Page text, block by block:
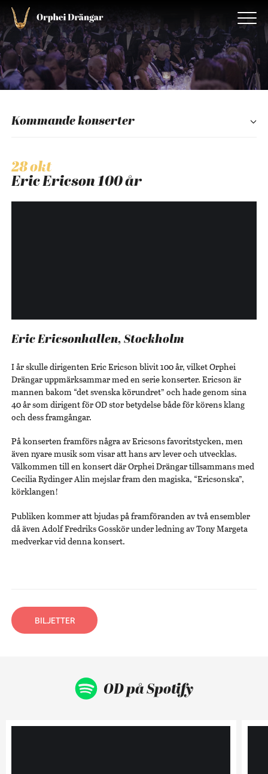
Kommande konserter
28 okt
Eric Ericson 100 år
Eric Ericsonhallen, Stockholm
I år skulle dirigenten Eric Ericson blivit 100 år, vilket Orphei
Drängar uppmärksammar med en serie konserter. Ericson är
mannen bakom “det svenska körundret” och hade genom sina
40 år som dirigent för OD stor betydelse både för körens klang
och dess framgångar.
På konserten framförs några av Ericsons favoritstycken, men
även nyare musik som visar att hans arv lever och utvecklas.
Välkommen till en konsert där Orphei Drängar tillsammans med
Cecilia Rydinger Alin mejslar fram den magiska, “Ericsonska”,
körklangen!
Publiken kommer att bjudas på framföranden av två ensembler
då även Adolf Fredriks Gosskör under ledning av Tony Margeta
medverkar vid denna konsert.
BILJETTER
OD på Spotify